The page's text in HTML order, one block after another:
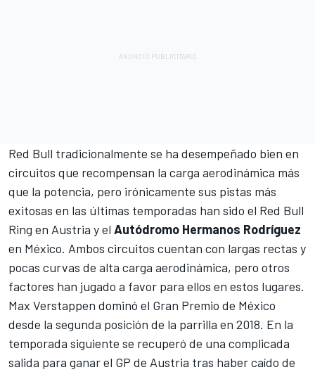
Red Bull tradicionalmente se ha desempeñado bien en
circuitos que recompensan la carga aerodinámica más
que la potencia, pero irónicamente sus pistas más
exitosas en las últimas temporadas han sido el Red Bull
Ring en Austria y el Autódromo Hermanos Rodríguez
en México. Ambos circuitos cuentan con largas rectas y
pocas curvas de alta carga aerodinámica, pero otros
factores han jugado a favor para ellos en estos lugares.
Max Verstappen dominó el Gran Premio de México
desde la segunda posición de la parrilla en 2018. En la
temporada siguiente se recuperó de una complicada
salida para ganar el GP de Austria tras haber caído de